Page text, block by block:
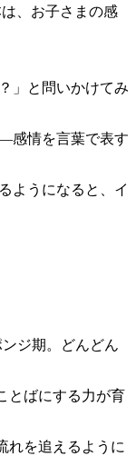
、お子さまの感
」と問いかけてみ
感情を言葉で表す
ようになると、イ
ンジ期。どんどん
とばにする力が育
れを追えるように